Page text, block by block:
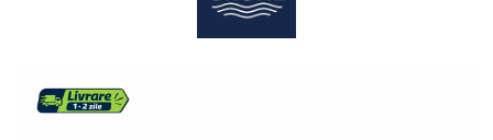
Accesorii baterii